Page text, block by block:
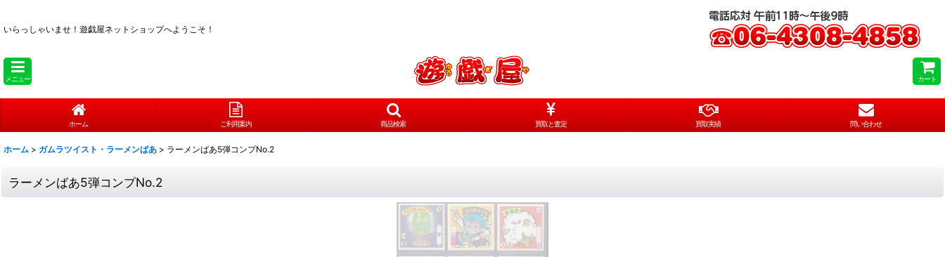
いらっしゃいませ！ 遊戯屋ネットショップへようこそ！
メニュー カート
ホーム ご利用案内 商品検索 買取と査定 買取実績 問い合わせ
ホーム > ガムラツイスト・ラーメンばあ > ラーメンばあ5弾コンプNo.2
ラーメンばあ5弾コンプNo.2